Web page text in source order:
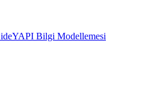
ideYAPI Bilgi Modellemesi